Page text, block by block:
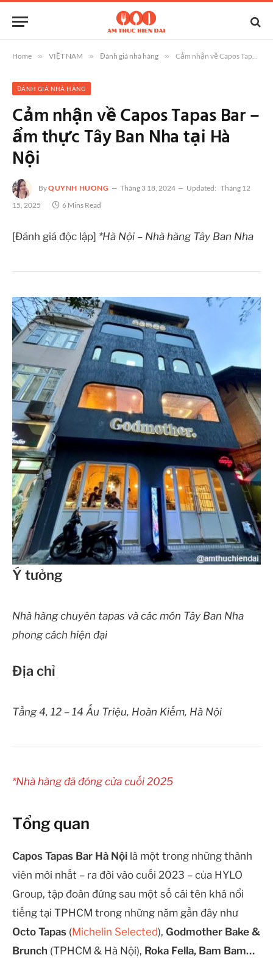
Home » VIỆT NAM » Đánh giá nhà hàng » Cảm nhận về Capos Tapas Bar – ẩm thực Tây Ban Nha tại Hà Nội
ĐÁNH GIÁ NHÀ HÀNG
Cảm nhận về Capos Tapas Bar –
ẩm thực Tây Ban Nha tại Hà
Nội
ByQUYNH HUONG Tháng 3 18, 2024 Updated: Tháng 12
15, 2025
6 Mins Read
[Đánh giá độc lập] *Hà Nội – Nhà hàng Tây Ban Nha
Ý tưởng
Nhà hàng chuyên tapas và các món Tây Ban Nha
phong cách hiện đại
Địa chỉ
Tầng 4, 12 – 14 Ấu Triệu, Hoàn Kiếm, Hà Nội
*Nhà hàng đã đóng cửa cuối 2025
Tổng quan
Capos Tapas Bar Hà Nội là một trong những thành
viên mới nhất – ra đời vào cuối 2023 – của HYLO
Group, tập đoàn đứng sau một số cái tên khá nổi
tiếng tại TPHCM trong những năm gần đây như
Octo Tapas (Michelin Selected), Godmother Bake &
Brunch (TPHCM & Hà Nội), Roka Fella, Bam Bam…